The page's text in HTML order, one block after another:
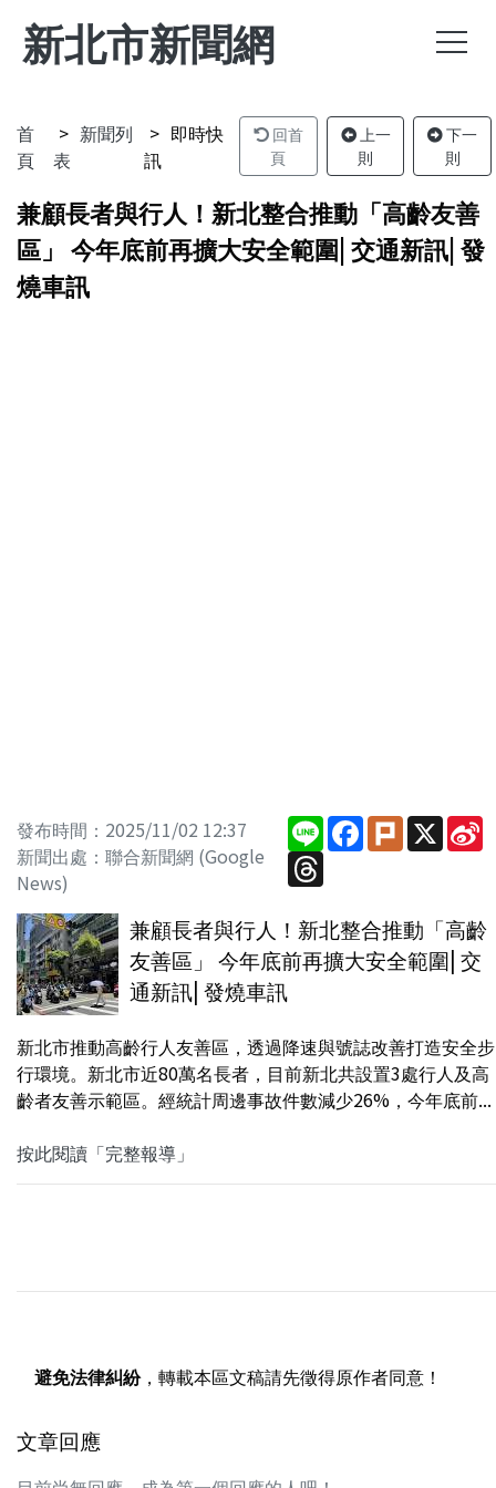
新北市新聞網
首
頁
新聞列
表
即時快
訊
回首
頁
上一
則
下一
則
兼顧長者與行人！新北整合推動「高齡友善
區」 今年底前再擴大安全範圍| 交通新訊| 發
燒車訊
發布時間：2025/11/02 12:37
新聞出處：聯合新聞網 (Google
News)
LineFacebook
PlurkX
Threads
兼顧長者與行人！新北整合推動「高齡
友善區」 今年底前再擴大安全範圍| 交
通新訊| 發燒車訊
新北市推動高齡行人友善區，透過降速與號誌改善打造安全步
行環境。新北市近80萬名長者，目前新北共設置3處行人及高
齡者友善示範區。經統計周邊事故件數減少26%，今年底前...
按此閱讀「完整報導」
避免法律糾紛，轉載本區文稿請先徵得原作者同意！
文章回應